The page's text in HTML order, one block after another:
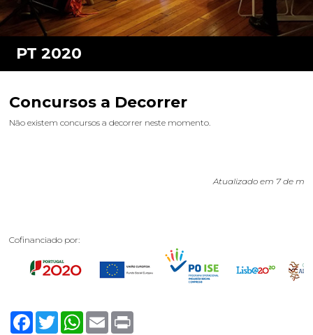
Concursos a Decorrer
Não existem concursos a decorrer neste momento.
Atualizado em 7 de
Cofinanciado por:
FacebookTwitterWhatsApp
Email